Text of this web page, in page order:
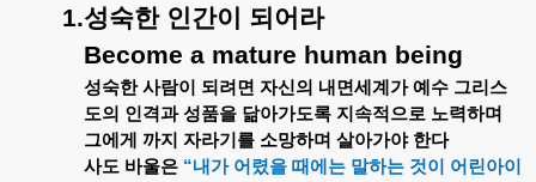
1.성숙한 인간이
되어라
Become a mature human being
성숙한 사람이 되려면 자신의 내면세계가 예수 그리스
도의 인격과 성품을 닮아가도록 지속적으로 노력하며
그에게
까지 자라기를 소망하며 살아가야 한다
사도 바울은 “내가 어렸을 때에는 말하는 것이
어린아이